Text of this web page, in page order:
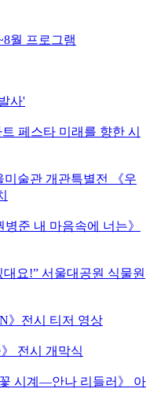
월 프로그램
사'
페스타 미래를 향한 시
미술관 개관특별전 《우
병준 내 마음속에 너는》
요!” 서울대공원 식물원
》전시 티저 영상
전시 개막식
꽃 시계―안나 리들러》 아